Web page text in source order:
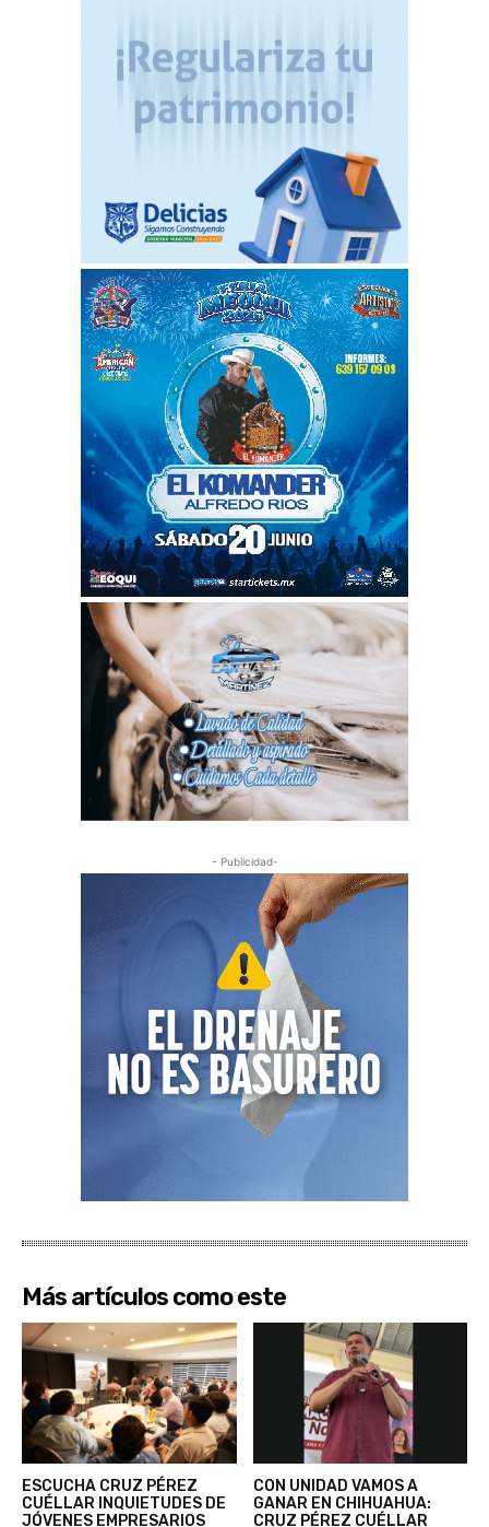
- Publicidad-
Más artículos como este
ESCUCHA CRUZ PÉREZ
CUÉLLAR INQUIETUDES DE
JÓVENES EMPRESARIOS
CON UNIDAD VAMOS A
GANAR EN CHIHUAHUA:
CRUZ PÉREZ CUÉLLAR